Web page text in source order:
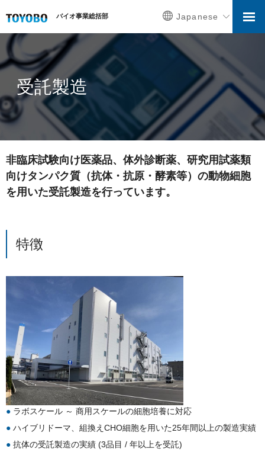
バイオ事業総括部 Japanese
受託製造
非臨床試験向け医薬品、体外診断薬、研究用試薬類
向けタンパク質（抗体・抗原・酵素等）の動物細胞
を用いた受託製造を行っています。
特徴
ラボスケール ～ 商用スケールの細胞培養に対応
ハイブリドーマ、組換えCHO細胞を用いた25年間以上の製造実績
抗体の受託製造の実績 (3品目 / 年以上を受託)